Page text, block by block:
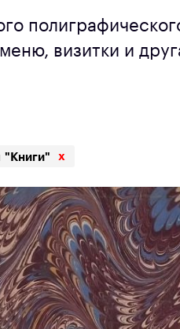
визитки и
"Книги" x